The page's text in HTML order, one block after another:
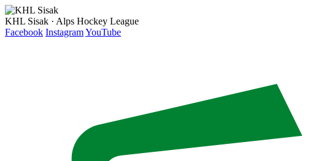
KHL Sisak · Alps Hockey League
Facebook InstagramYouTube